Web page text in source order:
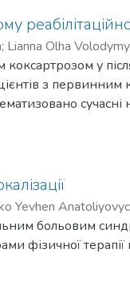
та
реабілітації
; Lianna Olha
у
з первинним
та оцінено
Yevhen
больовим
фізичної
та